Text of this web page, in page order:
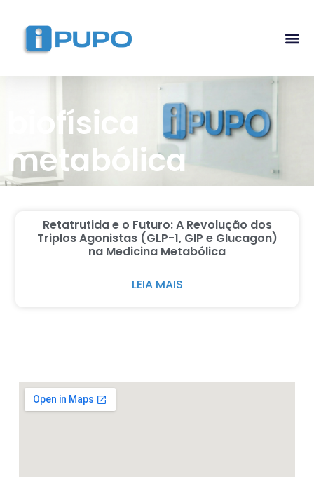
biofísica
metabólica
Retatrutida e o Futuro: A Revolução dos
Triplos Agonistas (GLP-1, GIP e Glucagon)
na Medicina Metabólica
LEIA MAIS